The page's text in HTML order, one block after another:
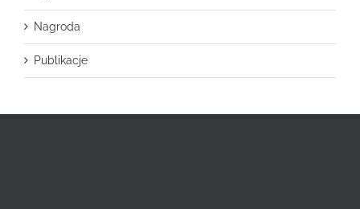
Nagroda
Publikacje